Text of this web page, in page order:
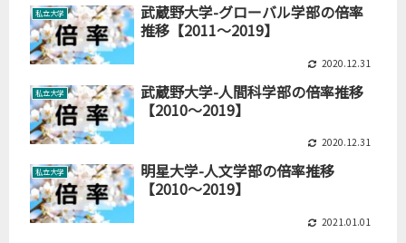
私立大学
武蔵野大学-グローバル学部の倍率
推移【2011～2019】
2020.12.31
私立大学
武蔵野大学-人間科学部の倍率推移
【2010～2019】
2020.12.31
私立大学
明星大学-人文学部の倍率推移
【2010～2019】
2021.01.01